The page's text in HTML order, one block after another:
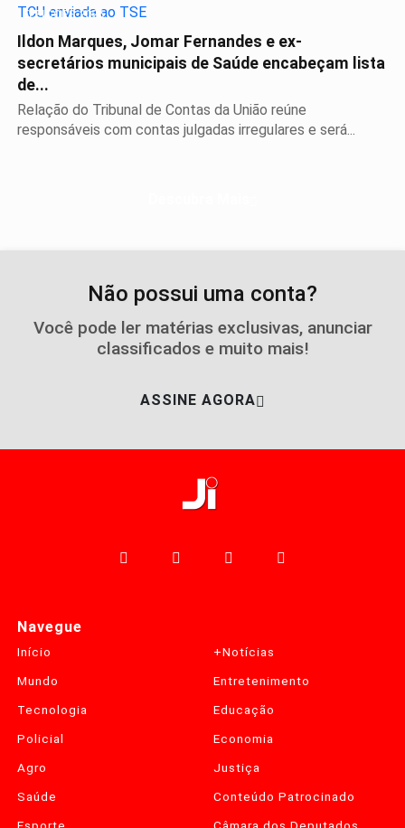
ELEIÇÕES 2026
Ildon Marques, Jomar Fernandes e ex-
secretários municipais de Saúde encabeçam lista
de...
Relação do Tribunal de Contas da União reúne
responsáveis com contas julgadas irregulares e será...
Não possui uma conta?
Você pode ler matérias exclusivas, anunciar
classificados e muito mais!
ASSINE AGORA
Navegue
Início
+Notícias
Mundo
Entretenimento
Tecnologia
Educação
Policial
Economia
Agro
Justiça
Saúde
Conteúdo Patrocinado